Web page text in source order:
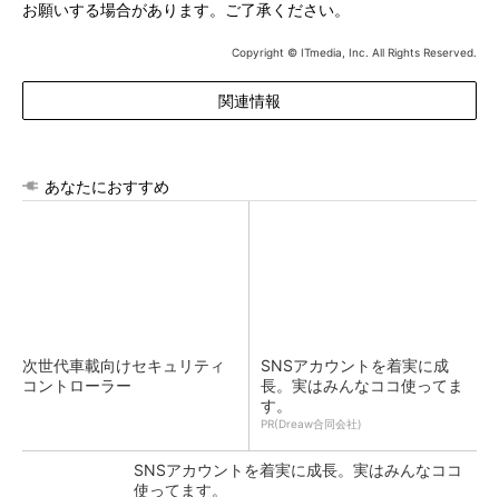
お願いする場合があります。ご了承ください。
Copyright © ITmedia, Inc. All Rights Reserved.
関連情報
あなたにおすすめ
次世代車載向けセキュリティ
コントローラー
SNSアカウントを着実に成
長。実はみんなココ使ってま
す。
PR(Dreaw合同会社)
SNSアカウントを着実に成長。実はみんなココ
使ってます。